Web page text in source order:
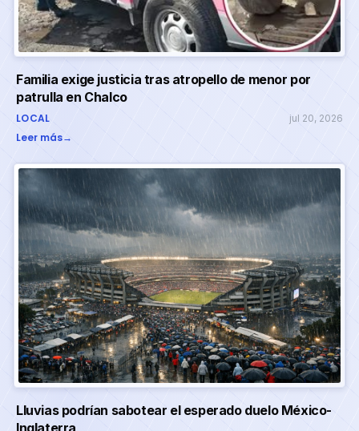
Familia exige justicia tras atropello de menor por
patrulla en Chalco
LOCAL jul 20, 2026
Leer más→
Lluvias podrían sabotear el esperado duelo México-